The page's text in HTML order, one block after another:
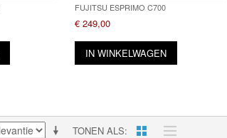
FUJITSU ESPRIMO C700
€ 249,00
IN WINKELWAGEN
TONEN ALS